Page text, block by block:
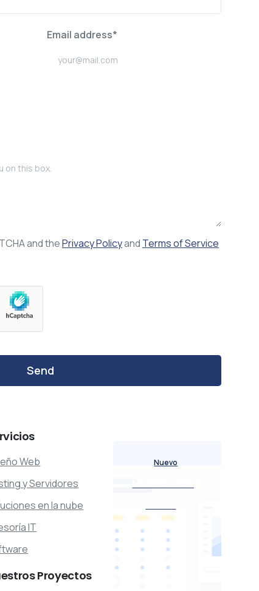
Email address*
and thePrivacy Policyand Terms of Service
Web
y Servidores
en la nube
IT
Proyectos
Nuevo